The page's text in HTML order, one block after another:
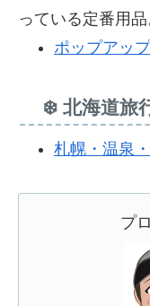
っている定番用品
ポップアッ
❄️ 北海道旅
札幌・温泉
プ